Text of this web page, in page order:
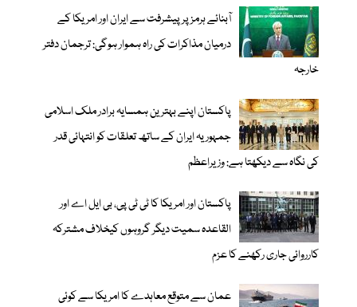
آبنائے ہرمز پر پیشرفت سے ایران اور امریکا کے
درمیان مذاکرات کی راہ ہموار ہوگی: ترجمان دفتر
خارجہ
پاکستان اپنے بہترین ہمسایہ برادر ملک اسلامی
جمہوریہ ایران کے ساتھ تعلقات کو انتہائی قدر
کی نگاہ سے دیکھتا ہے: وزیراعظم
پاکستان اور امریکا کا ٹی ٹی پی، بی ایل اے اور
القاعدہ سمیت دیگر گروہوں کیخلاف مشترکہ
کارروائی جاری رکھنے کا عزم
عمان سے متوقع معاہدے کا امریکا سے کوئی